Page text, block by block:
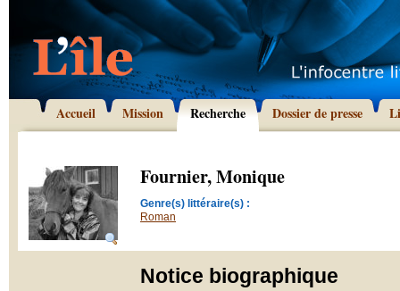
Accueil Mission Recherche Dossier de presse
Fournier, Monique
Genre(s) littéraire(s) :
Roman
Notice biographique